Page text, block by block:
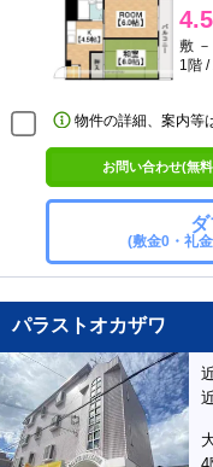
4.5
敷 －
1階 /
物件の詳細、案内等
お問い合わせ(無
(敷金0・礼
パラストオカザワ